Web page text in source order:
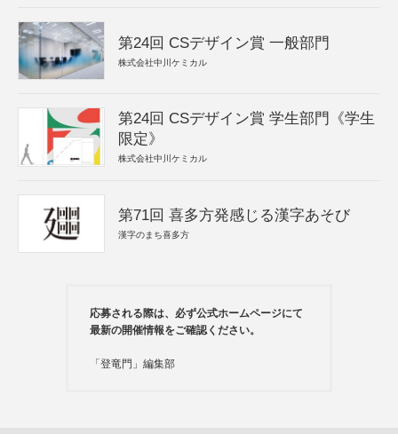
第24回 CSデザイン賞 一般部門
株式会社中川ケミカル
第24回 CSデザイン賞 学生部門《学生
限定》
株式会社中川ケミカル
第71回 喜多方発感じる漢字あそび
漢字のまち喜多方
応募される際は、必ず公式ホームページにて
最新の開催情報をご確認ください。
「登竜門」編集部